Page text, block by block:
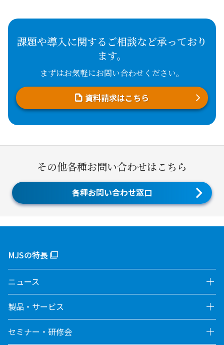
課題や導入に関するご相談など承っており
ます。
まずはお気軽にお問い合わせください。
資料請求はこちら
その他各種お問い合わせはこちら
各種お問い合わせ窓口
MJSの特長
ニュース
製品・サービス
セミナー・研修会